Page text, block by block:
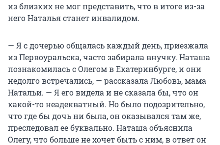
из близких не мог представить, что в итоге из-за
него Наталья станет инвалидом.
— Я с дочерью общалась каждый день, приезжала
из Первоуральска, часто забирала внучку. Наташа
познакомилась с Олегом в Екатеринбурге, и они
недолго встречались, — рассказала Любовь, мама
Натальи. — Я его видела и не сказала бы, что он
какой-то неадекватный. Но было подозрительно,
что где бы дочь ни была, он оказывался там же,
преследовал ее буквально. Наташа объяснила
Олегу, что больше не хочет быть с ним, в ответ он